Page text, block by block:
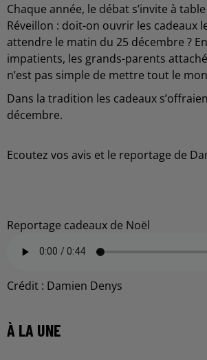
Chaque année, le débat s’invite à
Réveillon : doit-on ouvrir les cadeaux
attendre le matin du 25 décembre ?
impatients, les grands-parents
n’est pas simple de mettre tout le
Dans la tradition les cadeaux
décembre.
Ecoutez vos avis et le reportage de
Reportage cadeaux de Noël
Crédit : Damien Denys
À LA UNE